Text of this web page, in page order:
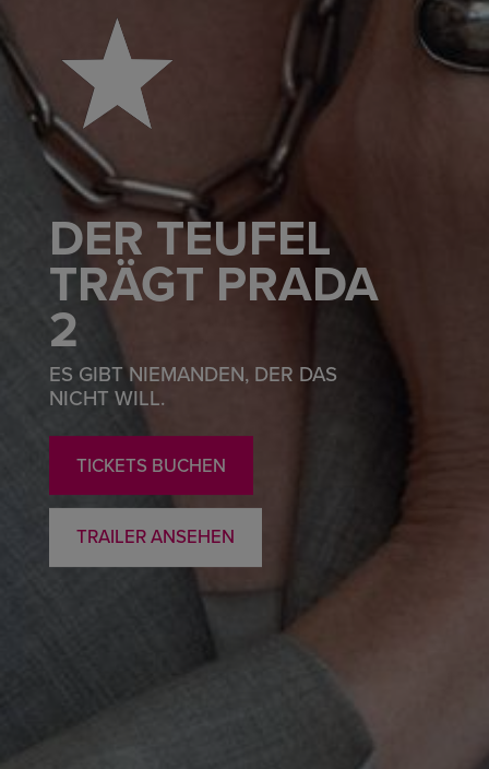
DER TEUFEL
TRÄGT PRADA
2
ES GIBT NIEMANDEN, DER DAS
NICHT WILL.
TICKETS BUCHEN
TRAILER ANSEHEN